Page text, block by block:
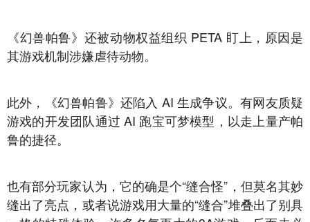
《幻兽帕鲁》还被动物权益组织 PETA 盯上，原因是
其游戏机制涉嫌虐待动物。
此外，《幻兽帕鲁》还陷入 AI 生成争议。有网友质疑
游戏的开发团队通过 AI 跑宝可梦模型，以走上量产帕
鲁的捷径。
也有部分玩家认为，它的确是个“缝合怪”，但莫名其妙
缝出了亮点，或者说游戏用大量的“缝合”堆叠出了别具